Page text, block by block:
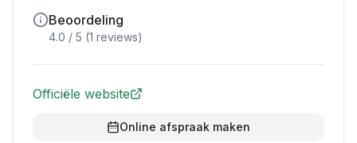
Beoordeling
4.0 / 5 (1 reviews)
Officiële website
Online afspraak maken